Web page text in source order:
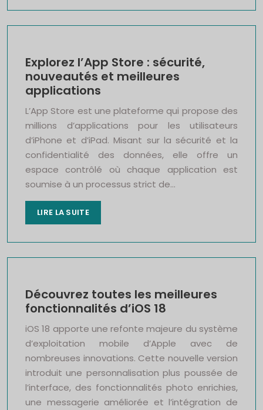
Explorez l’App Store : sécurité,
nouveautés et meilleures
applications
L’App Store est une plateforme qui propose des
millions d’applications pour les utilisateurs
d’iPhone et d’iPad. Misant sur la sécurité et la
confidentialité des données, elle offre un
espace contrôlé où chaque application est
soumise à un processus strict de…
LIRE LA SUITE
Découvrez toutes les meilleures
fonctionnalités d’iOS 18
iOS 18 apporte une refonte majeure du système
d’exploitation mobile d’Apple avec de
nombreuses innovations. Cette nouvelle version
introduit une personnalisation plus poussée de
l’interface, des fonctionnalités photo enrichies,
une messagerie améliorée et l’intégration de